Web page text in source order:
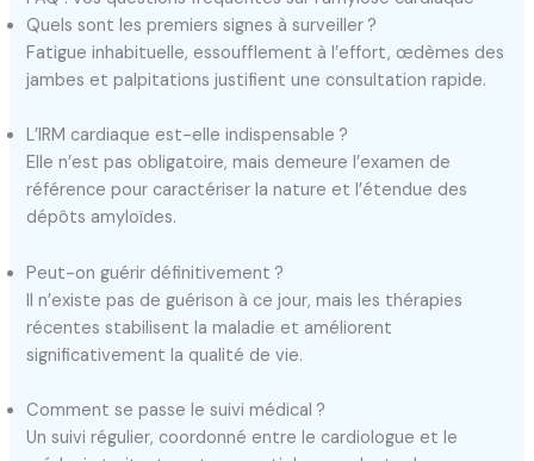
Quels sont les premiers signes à surveiller ?
Fatigue inhabituelle, essoufflement à l’effort, œdèmes des
jambes et palpitations justifient une consultation rapide.
L’IRM cardiaque est-elle indispensable ?
Elle n’est pas obligatoire, mais demeure l’examen de
référence pour caractériser la nature et l’étendue des
dépôts amyloïdes.
Peut-on guérir définitivement ?
Il n’existe pas de guérison à ce jour, mais les thérapies
récentes stabilisent la maladie et améliorent
significativement la qualité de vie.
Comment se passe le suivi médical ?
Un suivi régulier, coordonné entre le cardiologue et le